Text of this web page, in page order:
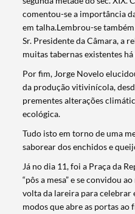
Termo de Pesquisa
comentou-se a importância
em talha.Lembrou-se
Sr. Presidente da Câmara, a
muitas tabernas existentes
Por fim, Jorge Novelo
da produção vitivinícola,
prementes alterações
ecológica.
Tudo isto em torno de uma
saborear dos enchidos e
Já no dia 11, foi a Praça da
“pôs a mesa” e se convidou
volta da lareira para celebrar
modos que abre as portas